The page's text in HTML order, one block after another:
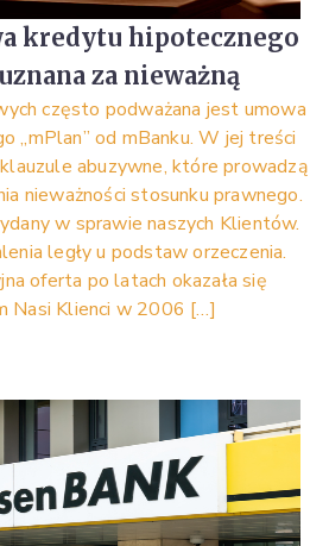
kredytu hipotecznego
za nieważną
często podważana jest umowa
„mPlan” od mBanku. W jej treści
abuzywne, które prowadzą
nieważności stosunku prawnego.
w sprawie naszych Klientów.
legły u podstaw orzeczenia.
oferta po latach okazała się
Nasi Klienci w 2006 […]